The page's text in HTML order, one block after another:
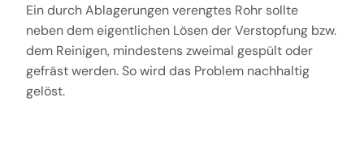
Ein durch Ablagerungen verengtes Rohr sollte
neben dem eigentlichen Lösen der Verstopfung bzw.
dem Reinigen, mindestens zweimal gespült oder
gefräst werden. So wird das Problem nachhaltig
gelöst.